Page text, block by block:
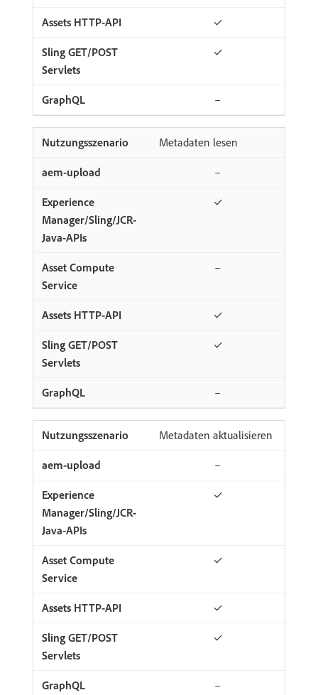
✓
✓
–
Metadaten lesen
–
✓
–
✓
✓
–
Metadaten aktualisieren
–
✓
✓
✓
✓
–